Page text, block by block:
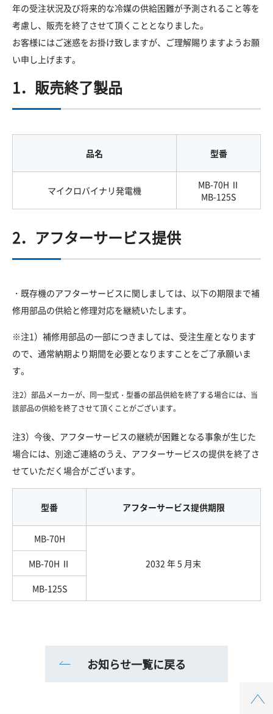
年の受注状況及び将来的な冷媒の供給困難が予測されること等を
考慮し、販売を終了させて頂くこととなりました。
お客様にはご迷惑をお掛け致しますが、ご理解賜りますようお願
い申し上げます。
1．販売終了製品
品名 型番
マイクロバイナリ発電機
MB-70H Ⅱ
MB-125S
2．アフターサービス提供
・既存機のアフターサービスに関しましては、以下の期限まで補
修用部品の供給と修理対応を継続いたします。
※注1）補修用部品の一部につきましては、受注生産となります
ので、通常納期より期間を必要となりますことをご了承願いま
す。
注2）部品メーカーが、同一型式・型番の部品供給を終了する場合には、当
該部品の供給を終了させて頂くことがございます。
注3）今後、アフターサービスの継続が困難となる事象が生じた
場合には、別途ご連絡のうえ、アフターサービスの提供を終了さ
せていただく場合がございます。
型番 アフターサービス提供期限
MB-70H
2032 年 5 月末
MB-70H Ⅱ
MB-125S
お知らせ一覧に戻る